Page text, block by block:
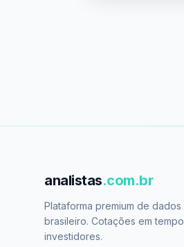
analistas.com.br
Plataforma premium de
brasileiro. Cotações em
investidores.